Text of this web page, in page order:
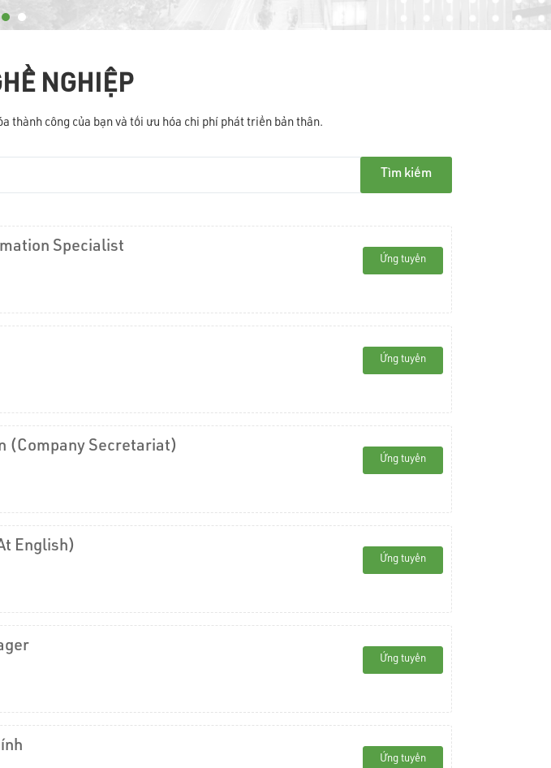
NGHIỆP
thành công của bạn và tối ưu hóa chi phí phát triển bản thân.
Tìm kiếm
Specialist
Ứng tuyển
Ứng tuyển
(Company Secretariat)
Ứng tuyển
English)
Ứng tuyển
Ứng tuyển
Ứng tuyển